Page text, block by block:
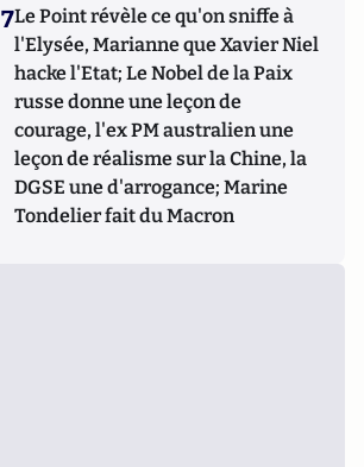
7Le Point révèle ce qu'on sniffe à
l'Elysée, Marianne que Xavier Niel
hacke l'Etat; Le Nobel de la Paix
russe donne une leçon de
courage, l'ex PM australien une
leçon de réalisme sur la Chine, la
DGSE une d'arrogance; Marine
Tondelier fait du Macron